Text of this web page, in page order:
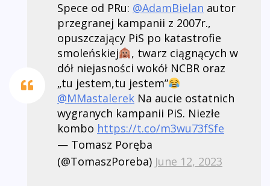
Spece od PRu: @AdamBielan autor
przegranej kampanii z 2007r.,
opuszczający PiS po katastrofie
smoleńskiej
, twarz ciągnących w
dół niejasności wokół NCBR oraz
„tu jestem,tu jestem”
@MMastalerek Na aucie ostatnich
wygranych kampanii PiS. Niezłe
kombo https://t.co/m3wu73fSfe
— Tomasz Poręba
(@TomaszPoreba) June 12, 2023